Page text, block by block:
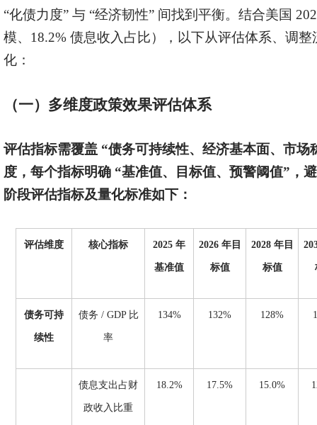
“化债力度” 与 “经济韧性” 间找到平衡。结合美国
模、18.2% 债息收入占比），以下从评估体系、调
化：
（一）多维度政策效果评估体系
评估指标需覆盖 “债务可持续性、经济基本面、市场
度，每个指标明确 “基准值、目标值、预警阈值”，
阶段评估指标及量化标准如下：
评估维度 核心指标 2025 年
基准值
2026 年目
标值
2028 年目
标值
债务可持
续性
债务 / GDP 比
率
134% 132% 128%
债息支出占财
政收入比重
18.2% 17.5% 15.0%